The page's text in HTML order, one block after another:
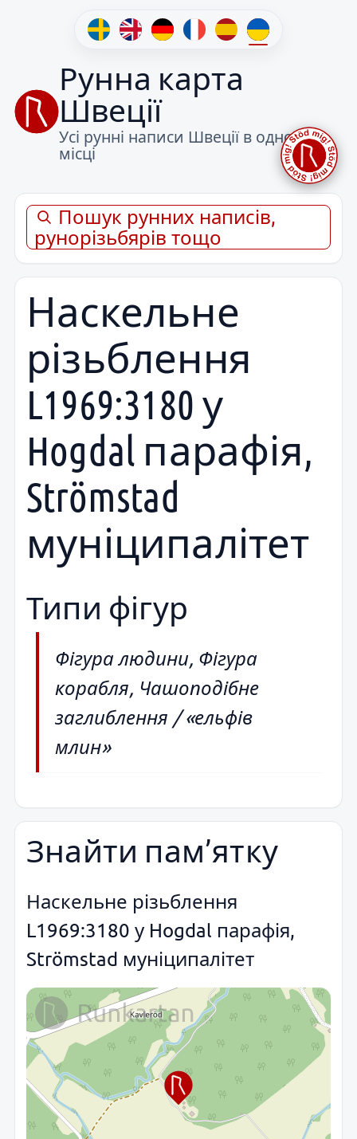
Рунна карта
Швеції
Усі рунні написи Швеції в одному
місці
Пошук рунних написів,
рунорізьбярів тощо
Наскельне
різьблення
L1969:3180 у
Hogdal парафія,
Strömstad
муніципалітет
Типи фігур
Фігура людини, Фігура
корабля, Чашоподібне
заглиблення / «ельфів
млин»
Знайти пам’ятку
Наскельне різьблення
L1969:3180 у Hogdal парафія,
Strömstad муніципалітет